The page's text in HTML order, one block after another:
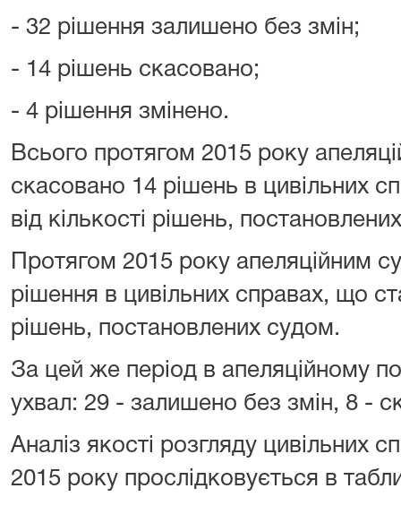
- 32 рішення залишено без змін;
- 14 рішень скасовано;
- 4 рішення змінено.
Всього протягом 2015 року
скасовано 14 рішень в цивільних
від кількості рішень,
Протягом 2015 року апеляційним
рішення в цивільних справах, що
рішень, постановлених судом.
За цей же період в апеляційному
ухвал: 29 - залишено без змін, 8 -
Аналіз якості розгляду цивільних
2015 року прослідковується в